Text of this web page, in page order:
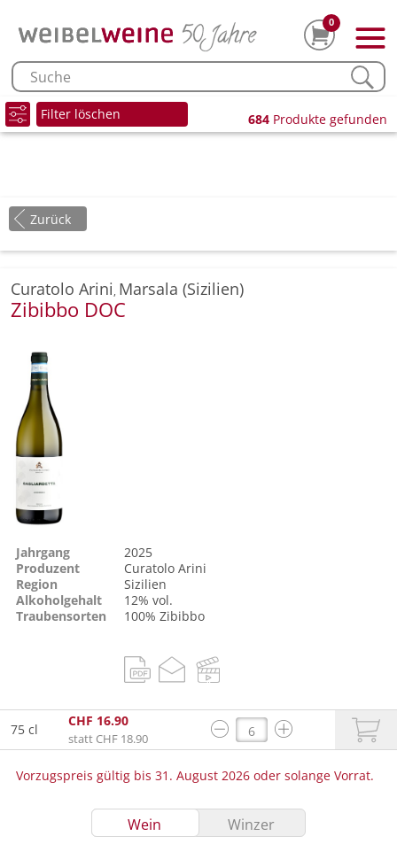
0
Filter löschen 684 Produkte gefunden
Zurück
Curatolo Arini, Marsala (Sizilien)
Zibibbo DOC
Jahrgang
2025
Produzent
Curatolo Arini
Region
Sizilien
Alkoholgehalt
12% vol.
Traubensorten
100% Zibibbo
75 cl
CHF 16.90
statt CHF 18.90
Vorzugspreis gültig bis 31. August 2026 oder solange Vorrat.
Wein Winzer